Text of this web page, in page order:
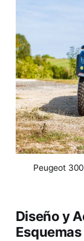
Peugeot
Diseño y
Esquemas